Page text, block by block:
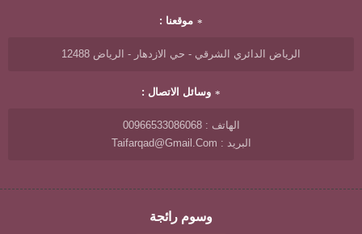
موقعنا :
الرياض الدائري الشرقي - حي الازدهار - الرياض 12488
وسائل الاتصال :
الهاتف : 00966533086068
البريد : Taifarqad@gmail.com
وسوم رائجة